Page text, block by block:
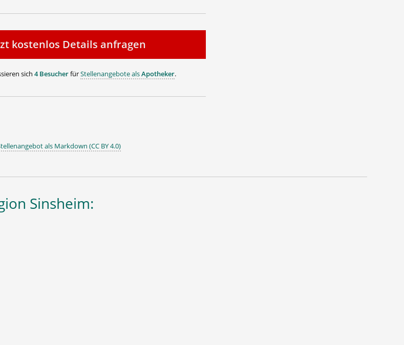
kostenlos Details anfragen
sich 4 BesucherfürStellenangebote alsApotheker.
als Markdown (CC BY 4.0)
Sinsheim: